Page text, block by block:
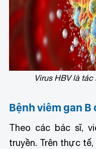
Virus HBV là
Bệnh viêm gan
Theo các bác sĩ,
truyền. Trên thực